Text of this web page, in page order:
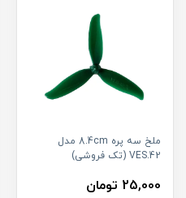
ملخ سه پره 8.4cm مدل
VES.42 (تک فروشی)
25,000 تومان